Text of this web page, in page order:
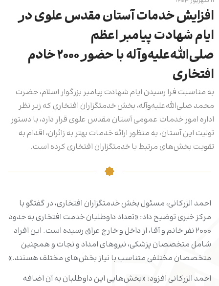
افزایش خدمات آستان مقدس علوی در
ایام شهادت پیامبر اعظم
صلی‌الله‌علیه‌وآله با حضور ۲۰۰۰ خادم
افتخاری
به مناسبت فرا رسیدن ایام شهادت پیامبر بزرگوار اسلام، حضرت
محمد صلی‌الله‌علیه‌وآله، بخش خدمتگزاران افتخاری که زیر نظر
اداره امور خدمات عمومی آستان مقدس علوی قرار دارد، با دستور
تولیت این آستان، به منظور ارائه خدمات بهتر به زائران، اقدام به
تقویت بخش‌های مرتبط با خدمتگزاران افتخاری کرده است.
احمد الزرکانی، مسئول بخش خدمتگزاران افتخاری، در گفتگو با
مرکز خبری توضیح داد: «تعداد داوطلبان خدمت افتخاری به حدود
۲۰۰۰ نفر خانم و آقا، از داخل و خارج عراق رسیده است. این افراد
شامل متخصصان پزشکی، نیروهای امداد و نجات و همچنین
متخصصان مختلفی متناسب با نیاز بخش‌های مختلف هستند.»
احمد الزرکانی افزود: «بخش‌هایی این داوطلبان به آن اضافه